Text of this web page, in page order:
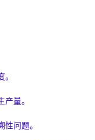
量。
问题。